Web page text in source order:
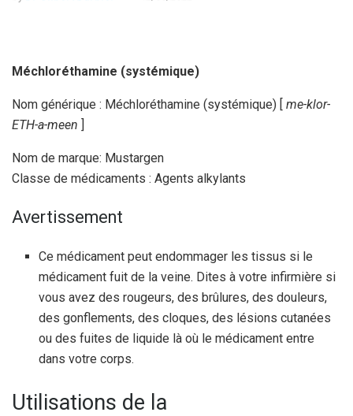
Méchloréthamine (systémique)
Nom générique : Méchloréthamine (systémique) [ me-klor-
ETH-a-meen ]
Nom de marque: Mustargen
Classe de médicaments : Agents alkylants
Avertissement
Ce médicament peut endommager les tissus si le
médicament fuit de la veine. Dites à votre infirmière si
vous avez des rougeurs, des brûlures, des douleurs,
des gonflements, des cloques, des lésions cutanées
ou des fuites de liquide là où le médicament entre
dans votre corps.
Utilisations de la